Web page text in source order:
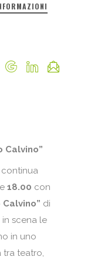
Calvino”
continua
18.00 con
di
scena le
in uno
teatro,